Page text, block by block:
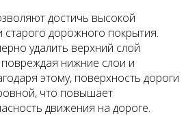
достичь высокой
старого дорожного покрытия.
удалить верхний слой
нижние слои и
этому, поверхность дороги
что повышает
движения на дороге.